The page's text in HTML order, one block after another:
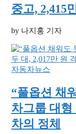
중고, 2,415
by 나지홍 기자
자동차뉴스
“풀옵션 채
차그룹 대형
차의 정체